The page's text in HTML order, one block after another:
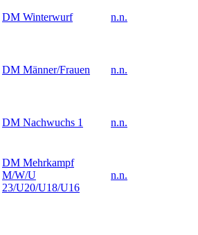
DM Winterwurf n.n.
DM Männer/Frauen n.n.
DM Nachwuchs 1 n.n.
DM Mehrkampf
M/W/U
23/U20/U18/U16
n.n.